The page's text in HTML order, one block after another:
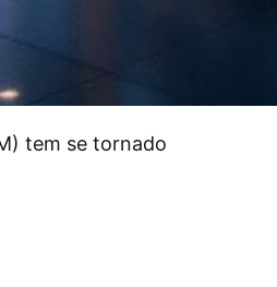
tem se tornado